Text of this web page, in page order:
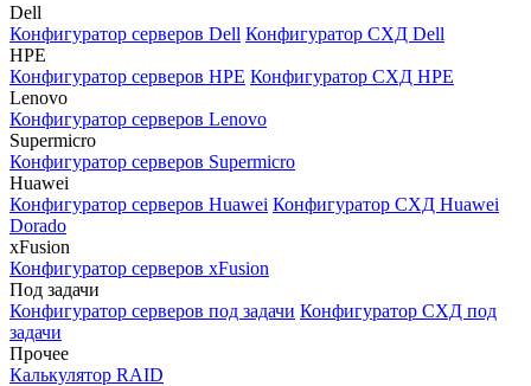
Dell
Конфигуратор серверов Dell Конфигуратор СХД Dell
HPE
Конфигуратор серверов HPE Конфигуратор СХД HPE
Lenovo
Конфигуратор серверов Lenovo
Supermicro
Конфигуратор серверов Supermicro
Huawei
Конфигуратор серверов Huawei Конфигуратор СХД Huawei
Dorado
xFusion
Конфигуратор серверов xFusion
Под задачи
Конфигуратор серверов под задачи Конфигуратор СХД под
задачи
Прочее
Калькулятор RAID